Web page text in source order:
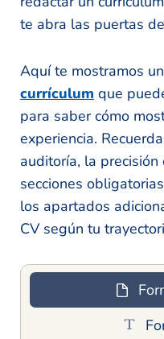
te abra las puertas
Aquí te mostramos
currículum que
para saber cómo
experiencia.
auditoría, la precisión
secciones
los apartados
CV según tu